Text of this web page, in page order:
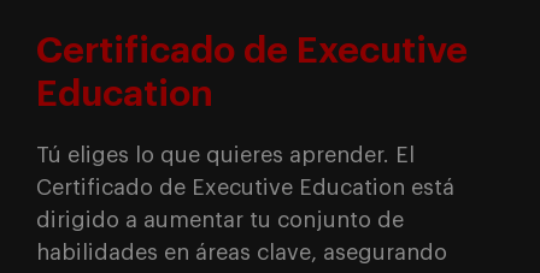
Certificado de Executive
Education
Tú eliges lo que quieres aprender. El
Certificado de Executive Education está
dirigido a aumentar tu conjunto de
habilidades en áreas clave, asegurando